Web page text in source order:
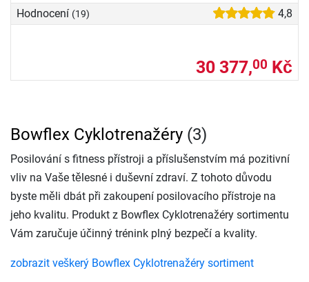
Hodnocení (19) 4,8
30 377,00 Kč
Bowflex Cyklotrenažéry (3)
Posilování s fitness přístroji a příslušenstvím má pozitivní
vliv na Vaše tělesné i duševní zdraví. Z tohoto důvodu
byste měli dbát při zakoupení posilovacího přístroje na
jeho kvalitu. Produkt z Bowflex Cyklotrenažéry sortimentu
Vám zaručuje účinný trénink plný bezpečí a kvality.
zobrazit veškerý Bowflex Cyklotrenažéry sortiment